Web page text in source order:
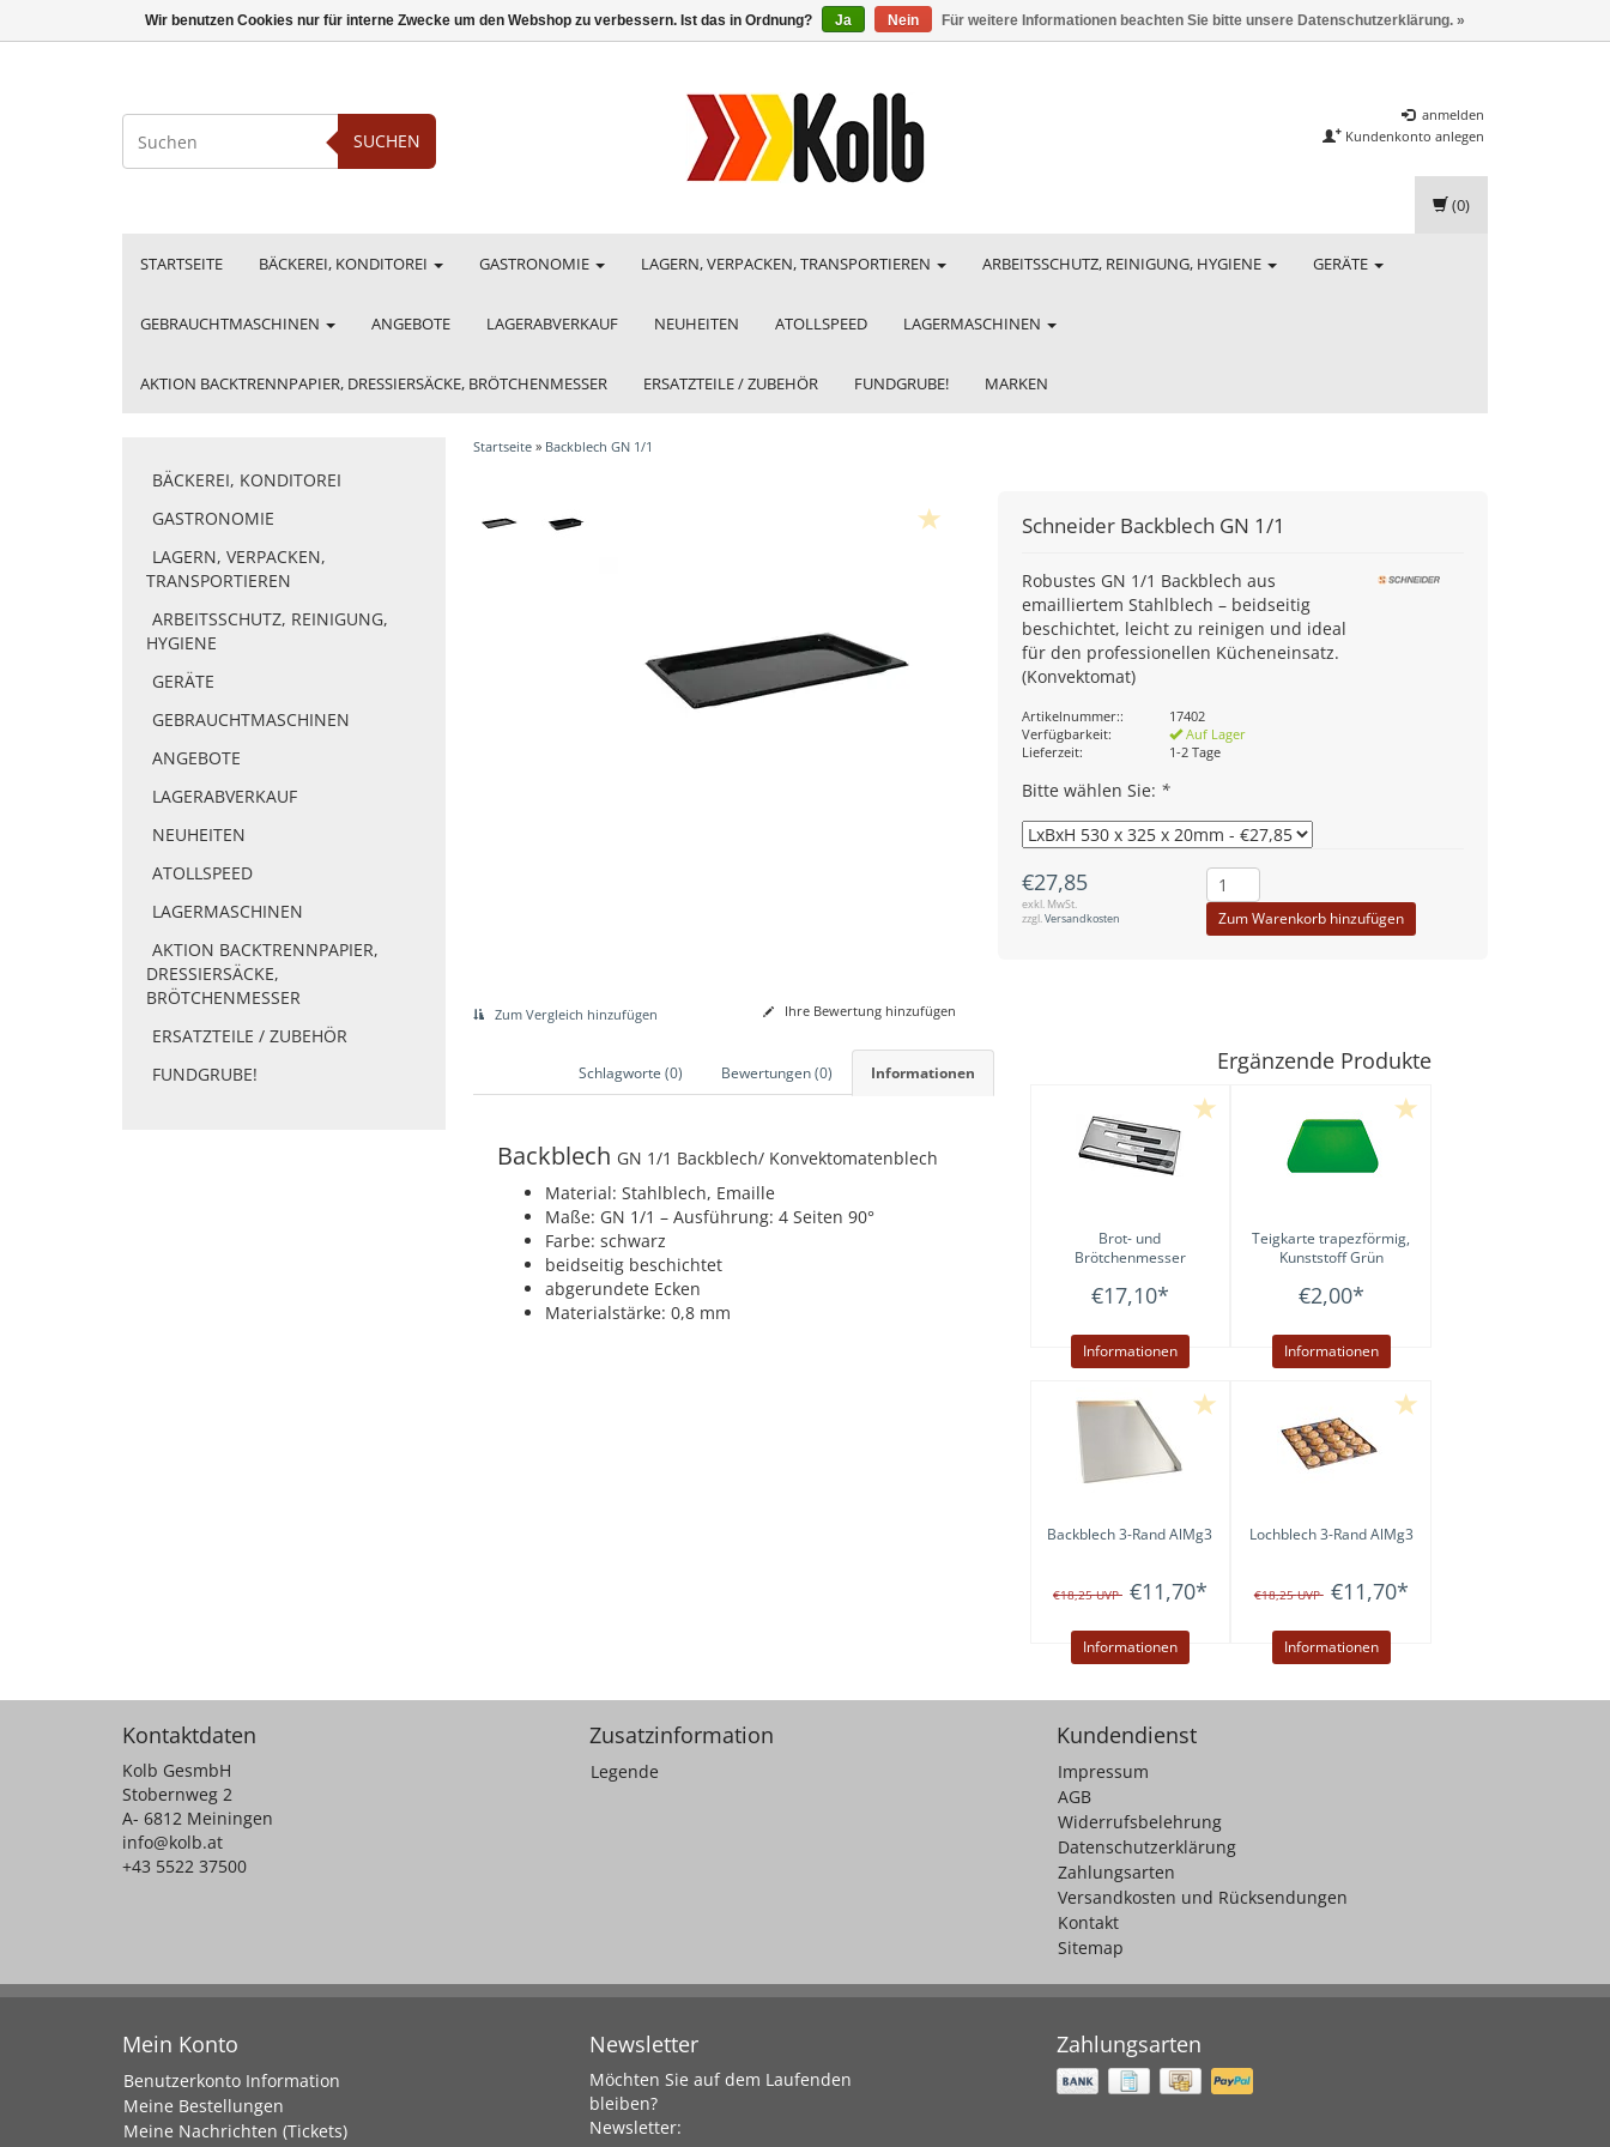
SUCHEN
anmelden
Kundenkonto anlegen
STARTSEITE BÄCKEREI, KONDITOREI GASTRONOMIE LAGERN, VERPACKEN, TRANSPORTIEREN ARBEITSSCHUTZ, REINIGUNG, HYGIENE GERÄTE
GEBRAUCHTMASCHINEN ANGEBOTE LAGERABVERKAUF NEUHEITEN ATOLLSPEED LAGERMASCHINEN
AKTION BACKTRENNPAPIER, DRESSIERSÄCKE, BRÖTCHENMESSER ERSATZTEILE / ZUBEHÖR FUNDGRUBE! MARKEN
(0)
BÄCKEREI, KONDITOREI
GASTRONOMIE
LAGERN, VERPACKEN,
TRANSPORTIEREN
ARBEITSSCHUTZ, REINIGUNG,
HYGIENE
GERÄTE
GEBRAUCHTMASCHINEN
ANGEBOTE
LAGERABVERKAUF
NEUHEITEN
ATOLLSPEED
LAGERMASCHINEN
AKTION BACKTRENNPAPIER,
DRESSIERSÄCKE,
BRÖTCHENMESSER
ERSATZTEILE / ZUBEHÖR
FUNDGRUBE!
Startseite» Backblech GN 1/1
Schneider Backblech GN 1/1
Robustes GN 1/1 Backblech aus
emailliertem Stahlblech – beidseitig
beschichtet, leicht zu reinigen und ideal
für den professionellen Kücheneinsatz.
(Konvektomat)
Artikelnummer::
17402
Verfügbarkeit:
Auf Lager
Lieferzeit:
1-2 Tage
Bitte wählen Sie: *
€27,85
exkl. MwSt.
zzgl.Versandkosten Zum Warenkorb hinzufügen
Zum Vergleich hinzufügen Ihre Bewertung hinzufügen
Informationen
Bewertungen (0)
Schlagworte (0)
Backblech GN 1/1 Backblech/ Konvektomatenblech
Material: Stahlblech, Emaille
Maße: GN 1/1 – Ausführung: 4 Seiten 90°
Farbe: schwarz
beidseitig beschichtet
abgerundete Ecken
Materialstärke: 0,8 mm
Ergänzende Produkte
Brot- und
Brötchenmesser
€17,10*
Informationen
Teigkarte trapezförmig,
Kunststoff Grün
€2,00*
Informationen
Backblech 3-Rand AlMg3
€18,25UVP €11,70*
Informationen
Lochblech 3-Rand AlMg3
€18,25UVP €11,70*
Informationen
Kontaktdaten
Kolb GesmbH
Stobernweg 2
A- 6812 Meiningen
info@kolb.at
+43 5522 37500
Zusatzinformation
Legende
Kundendienst
Impressum
AGB
Widerrufsbelehrung
Datenschutzerklärung
Zahlungsarten
Versandkosten und Rücksendungen
Kontakt
Sitemap
Mein Konto
Benutzerkonto Information
Meine Bestellungen
Meine Nachrichten (Tickets)
Newsletter
Möchten Sie auf dem Laufenden
bleiben?
Newsletter:
Zahlungsarten
Wir benutzen Cookies nur für interne Zwecke um den Webshop zu verbessern. Ist das in Ordnung? Ja Nein Für weitere Informationen beachten Sie bitte unsere Datenschutzerklärung. »